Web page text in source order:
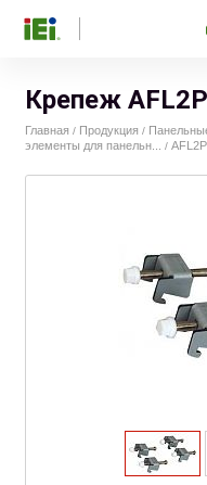
Крепеж
Главная / Продукция /
элементы для панельн...
/